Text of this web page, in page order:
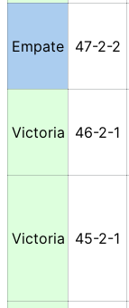
Empate 47-2-2
Victoria 46-2-1
Victoria 45-2-1